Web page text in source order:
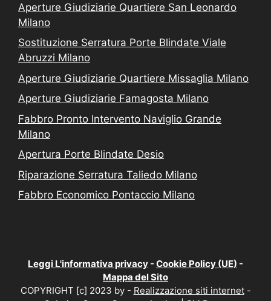
Aperture Giudiziarie Quartiere San Leonardo
Milano
Sostituzione Serratura Porte Blindate Viale
Abruzzi Milano
Aperture Giudiziarie Quartiere Missaglia Milano
Aperture Giudiziarie Famagosta Milano
Fabbro Pronto Intervento Naviglio Grande
Milano
Apertura Porte Blindate Desio
Riparazione Serratura Taliedo Milano
Fabbro Economico Pontaccio Milano
Leggi L'informativa privacy - Cookie Policy (UE) -
Mappa del Sito
COPYRIGHT [c] 2023 by - Realizzazione siti internet-